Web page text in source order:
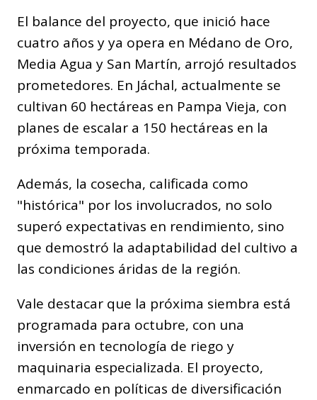
El balance del proyecto, que inició hace
cuatro años y ya opera en Médano de Oro,
Media Agua y San Martín, arrojó resultados
prometedores. En Jáchal, actualmente se
cultivan 60 hectáreas en Pampa Vieja, con
planes de escalar a 150 hectáreas en la
próxima temporada.
Además, la cosecha, calificada como
"histórica" por los involucrados, no solo
superó expectativas en rendimiento, sino
que demostró la adaptabilidad del cultivo a
las condiciones áridas de la región.
Vale destacar que la próxima siembra está
programada para octubre, con una
inversión en tecnología de riego y
maquinaria especializada. El proyecto,
enmarcado en políticas de diversificación